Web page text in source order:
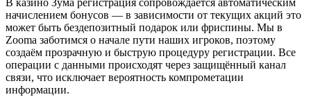
начислением бонусов — в зависимости от текущих акций это
может быть бездепозитный подарок или фриспины. Мы в
Zooma заботимся о начале пути наших игроков, поэтому
создаём прозрачную и быструю процедуру регистрации. Все
операции с данными происходят через защищённый канал
связи, что исключает вероятность компрометации
информации.